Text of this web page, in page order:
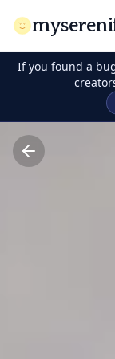
If you found a